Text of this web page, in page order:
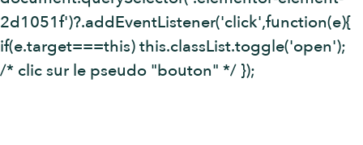
2d1051f')?.addEventListener('click',function(e){
if(e.target===this) this.classList.toggle('open');
/* clic sur le pseudo "bouton" */ });